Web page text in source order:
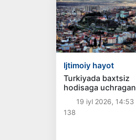
Ijtimoiy hayot
Turkiyada baxtsiz
hodisaga uchragan
o‘zbekistonlik ayol
Vatanga qaytarildi
19 iyl 2026, 14:53
138